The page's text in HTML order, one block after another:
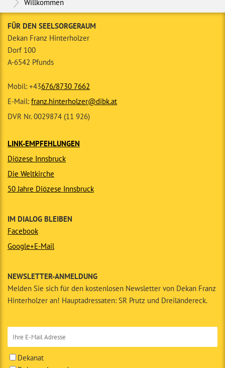
Willkommen
FÜR DEN SEELSORGERAUM
Dekan Franz Hinterholzer
Dorf 100
A-6542 Pfunds
Mobil: +43676/8730 7662
E-Mail: franz.hinterholzer@dibk.at
DVR Nr. 0029874 (11 926)
LINK-EMPFEHLUNGEN
Diözese Innsbruck
Die Weltkirche
50 Jahre Diözese Innsbruck
IM DIALOG BLEIBEN
Facebook
Google+E-Mail
NEWSLETTER-ANMELDUNG
Melden Sie sich für den kostenlosen Newsletter von Dekan Franz
Hinterholzer an! Hauptadressaten: SR Prutz und Dreiländereck.
Dekanat